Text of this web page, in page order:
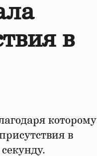
в
которому
в